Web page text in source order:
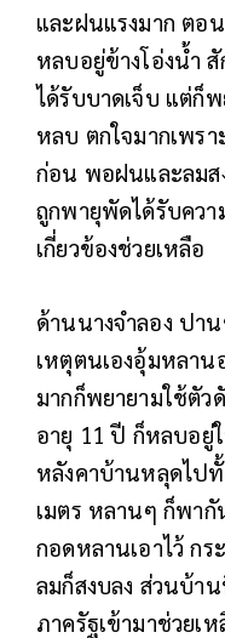
และฝนแรงมาก ต
หลบอยู่ข้างโอ่งน้ำ
ได้รับบาดเจ็บ แต่ก็
หลบ ตกใจมากเพร
ก่อน พอฝนและลมส
ถูกพายุพัดได้รับควา
เกี่ยวข้องช่วยเหลือ
ด้านนางจำลอง ปา
เหตุตนเองอุ้มหลาน
มากก็พยายามใช้ตั
อายุ 11 ปี ก็หลบอยู่
หลังคาบ้านหลุดไปทั้
เมตร หลานๆ ก็พากั
กอดหลานเอาไว้ ก
ลมก็สงบลง ส่วนบ้า
ภาครัฐเข้ามาช่วยเ